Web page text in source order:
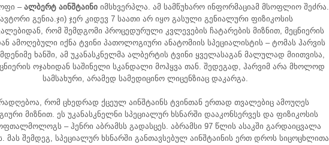
–ალბერტ აინშტაინიიმსხვერპლა. ამ სამწუხარო ინფორმაციამ მსოფლიო შეძრა.
გენია.ჯი) ჯერ კიდევ 7 საათი არ იყო გასული გენიალური ფიზიკოსის
რომ შემდგომი პროცედურული კვლევების ჩატარების მიზნით, მეცნიერის
ამოღებული იქნა ტვინი პათოლოგიური ანატომიის სპეციალისტის – ტომას ჰარვის
ხანში, ამ უკანასკნელმა ალბერტის ტვინი ყველასაგან მალულად მიითვისა,
ოჯახიდან საშინელი სკანდალი მოჰყვა თან. შედეგად, ჰარვიმ არა მხოლოდ
სამსახური, არამედ სამედიცინო ლიცენზიაც დაკარგა.
რომ ცხედრად ქცეულ აინშტაინს ტვინთან ერთად თვალებიც ამოუღეს
მიზნით. ეს უკანასკნელნი სპეციალურ ხსნარში დააკონსერვეს და ფიზიკოსის
– ჰენრი აბრამსს გადასცეს. აბრამსი 97 წლის ასაკში გარდაიცვალა
მას შემდეგ, სპეციალურ ხსნარში განთავსებულ აინშტაინის ერთ დროს სიცოცხლითა